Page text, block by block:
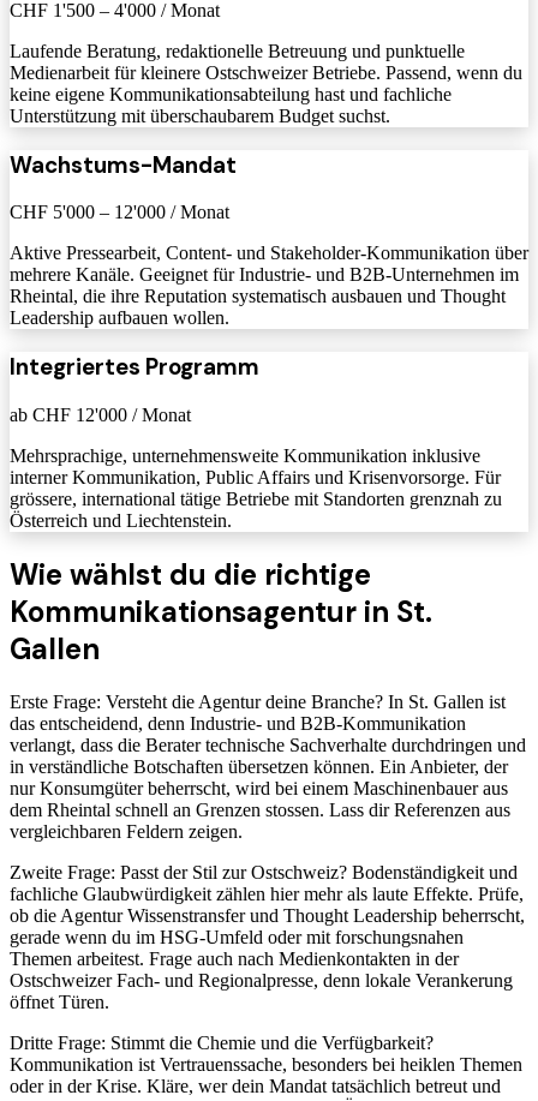
CHF 1'500 – 4'000 / Monat
Laufende Beratung, redaktionelle Betreuung und punktuelle
Medienarbeit für kleinere Ostschweizer Betriebe. Passend, wenn du
keine eigene Kommunikationsabteilung hast und fachliche
Unterstützung mit überschaubarem Budget suchst.
Wachstums-Mandat
CHF 5'000 – 12'000 / Monat
Aktive Pressearbeit, Content- und Stakeholder-Kommunikation über
mehrere Kanäle. Geeignet für Industrie- und B2B-Unternehmen im
Rheintal, die ihre Reputation systematisch ausbauen und Thought
Leadership aufbauen wollen.
Integriertes Programm
ab CHF 12'000 / Monat
Mehrsprachige, unternehmensweite Kommunikation inklusive
interner Kommunikation, Public Affairs und Krisenvorsorge. Für
grössere, international tätige Betriebe mit Standorten grenznah zu
Österreich und Liechtenstein.
Wie wählst du die richtige
Kommunikationsagentur in St.
Gallen
Erste Frage: Versteht die Agentur deine Branche? In St. Gallen ist
das entscheidend, denn Industrie- und B2B-Kommunikation
verlangt, dass die Berater technische Sachverhalte durchdringen und
in verständliche Botschaften übersetzen können. Ein Anbieter, der
nur Konsumgüter beherrscht, wird bei einem Maschinenbauer aus
dem Rheintal schnell an Grenzen stossen. Lass dir Referenzen aus
vergleichbaren Feldern zeigen.
Zweite Frage: Passt der Stil zur Ostschweiz? Bodenständigkeit und
fachliche Glaubwürdigkeit zählen hier mehr als laute Effekte. Prüfe,
ob die Agentur Wissenstransfer und Thought Leadership beherrscht,
gerade wenn du im HSG-Umfeld oder mit forschungsnahen
Themen arbeitest. Frage auch nach Medienkontakten in der
Ostschweizer Fach- und Regionalpresse, denn lokale Verankerung
öffnet Türen.
Dritte Frage: Stimmt die Chemie und die Verfügbarkeit?
Kommunikation ist Vertrauenssache, besonders bei heiklen Themen
oder in der Krise. Kläre, wer dein Mandat tatsächlich betreut und